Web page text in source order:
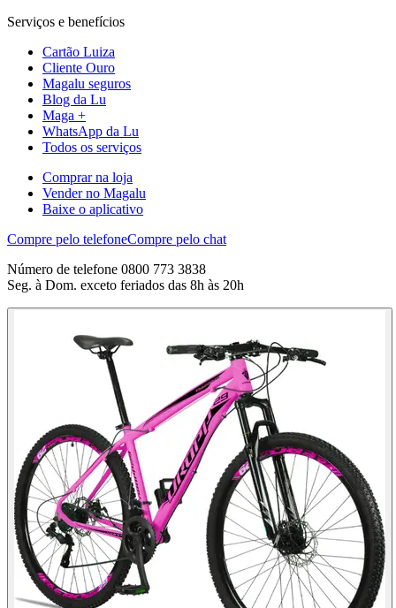
Serviços e benefícios
Cartão Luiza
Cliente Ouro
Magalu seguros
Blog da Lu
Maga +
WhatsApp da Lu
Todos os serviços
Comprar na loja
Vender no Magalu
Baixe o aplicativo
Compre pelo telefoneCompre pelo chat
Número de telefone 0800 773 3838
Seg. à Dom. exceto feriados das 8h às 20h